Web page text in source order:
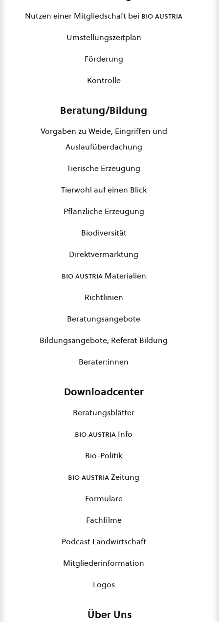
Nutzen einer Mitgliedschaft bei bio austria
Umstellungszeitplan
Förderung
Kontrolle
Beratung/Bildung
Vorgaben zu Weide, Eingriffen und
Auslaufüberdachung
Tierische Erzeugung
Tierwohl auf einen Blick
Pflanzliche Erzeugung
Biodiversität
Direktvermarktung
bio austriaMaterialien
Richtlinien
Beratungsangebote
Bildungsangebote, Referat Bildung
Berater:innen
Downloadcenter
Beratungsblätter
bio austria Info
Bio-Politik
bio austriaZeitung
Formulare
Fachfilme
Podcast Landwirtschaft
Mitgliederinformation
Logos
Über Uns